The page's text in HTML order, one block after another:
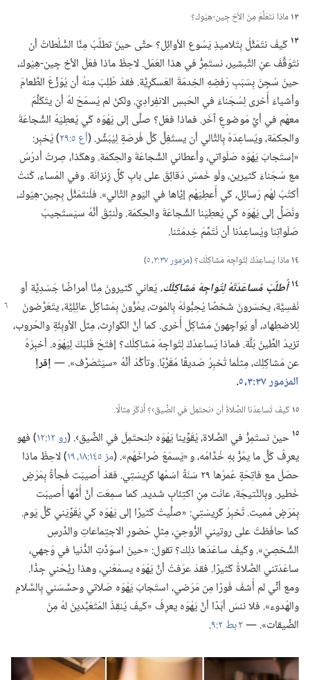
١٣ماذا نتَعَلَّمُ مِنَ الأخ جِين-‏هِيُوك؟‏
١٣ كَيفَ نتَمَثَّلُ بِتَلاميذِ يَسُوع الأوائِل؟‏ حتَّى حينَ تطلُبُ مِنَّا السُّلُطاتُ أن
نتَوَقَّفَ عنِ التَّبشير،‏ نستَمِرُّ في هذا العَمَل.‏ لاحِظْ ماذا فعَلَ الأخ جِين-‏هِيُوك،‏
حينَ سُجِنَ بِسَبَبِ رَفضِهِ الخِدمَةَ العَسكَرِيَّة.‏ فقدْ طُلِبَ مِنهُ أن يُوَزِّعَ الطَّعامَ
وأشياءَ أُخرى لِسُجَناءَ في الحَبسِ الانفِرادِيّ.‏ ولكنْ لم يُسمَحْ لهُ أن يتَكَلَّمَ
معهُم في أيِّ مَوضوعٍ آخَر.‏ فماذا فعَل؟‏ صلَّى إلى يَهْوَه كَي يُعطِيَهُ الشَّجاعَةَ
والحِكمَة،‏ ويُساعِدَهُ بِالتَّالي أن يستَغِلَّ كُلَّ فُرصَةٍ لِيُبَشِّر.‏ (‏أع ٥:‏٢٩
‏)‏ يُخبِر:‏
«إستَجابَ يَهْوَه صَلَواتي،‏ وأعطاني الشَّجاعَةَ والحِكمَة.‏ وهكَذا،‏ صِرتُ أدرُسُ
مع سُجَناءَ كَثيرين،‏ ولَو خَمسَ دَقائِقَ على بابِ كُلِّ زِنزانَة.‏ وفي المَساء،‏ كُنتُ
أكتُبُ لهُم رَسائِل،‏ كَي أُعطِيَهُم إيَّاها في اليَومِ التَّالي».‏ فلْنتَمَثَّلْ بِجِين-‏هِيُوك،‏
ونُصَلِّ إلى يَهْوَه كَي يُعطِيَنا الشَّجاعَةَ والحِكمَة.‏ ولْنثِقْ أنَّهُ سيَستَجيبُ
صَلَواتِنا ويُساعِدُنا أن نُتَمِّمَ خِدمَتَنا.‏
١٤ماذا يُساعِدُكَ لِتُواجِهَ مَشاكِلَك؟‏ (‏مزمور ٣٧:‏٣،‏
‏)‏
١٤ أُطلُبْ مُساعَدَتَهُ لِتُواجِهَ مَشاكِلَك.‏يُعاني كَثيرونَ مِنَّا أمراضًا جَسَدِيَّة أو
نَفسِيَّة،‏ يخسَرونَ شَخصًا يُحِبُّونَهُ بِالمَوت،‏ يمُرُّونَ بِمَشاكِلَ عائِلِيَّة،‏يتَعَرَّضونَ
لِلاضطِهاد،‏ أو يُواجِهونَ مَشاكِلَ أُخرى.‏ كما أنَّ الكَوارِث،‏ مِثلَ الأوبِئَةِ والحُروب،‏
تزيدُ الطِّينَ بَلَّة.‏ فماذا يُساعِدُكَ لِتُواجِهَ مَشاكِلَك؟‏ إفتَحْ قَلبَكَ لِيَهْوَه.‏ أخبِرْهُ
عن مَشاكِلِك،‏ مِثلَما تُخبِرُ صَديقًا مُقَرَّبًا.‏ وتأكَّدْ أنَّهُ «سيَتَصَرَّف».‏ —‏إقرإ
المزمور ٣٧:‏٣،‏
٥‏.‏
١٥كَيفَ تُساعِدُنا الصَّلاةُ أن ‹نحتَمِلَ في الضِّيق›؟‏ أُذكُرْ مِثالًا.‏
١٥ حينَ نستَمِرُّ في الصَّلاة،‏ يُقَوِّينا يَهْوَه ‹لِنحتَمِلَ في الضِّيق›.‏ (‏رو ١٢:‏١٢
‏)‏ فهو
يعرِفُ كُلَّ ما يمُرُّ بهِ خُدَّامُه،‏ و «يَسمَعُ صُراخَهُم».‏ (‏مز ١٤٥:‏١٨،‏ ١٩
‏)‏ لاحِظْ ماذا
حصَلَ مع فاتِحَةٍ عُمرُها ٢٩ سَنَةً اسْمُها كْرِيسْتِي.‏ فقدْ أُصيبَت فَجأةً بِمَرَضٍ
خَطير.‏ وبِالنَّتيجَة،‏ عانَت مِنِ اكتِئابٍ شَديد.‏ كما سمِعَت أنَّ أُمَّها أُصيبَت
بِمَرَضٍ مُميت.‏ تُخبِرُ كْرِيسْتِي:‏ «صلَّيتُ كَثيرًا إلى يَهْوَه كَي يُقَوِّيَني كُلَّ يَوم.‏
كما حافَظتُ على روتيني الرُّوحِيّ،‏ مِثلِ حُضورِ الاجتِماعاتِ والدَّرسِ
الشَّخصِيّ».‏ وكَيفَ ساعَدَها ذلِك؟‏ تقول:‏ «حينَ اسوَدَّتِ الدُّنيا في وَجهي،‏
ساعَدَتني الصَّلاةُ كَثيرًا.‏ فقدْ عرَفتُ أنَّ يَهْوَه يسمَعُني،‏ وهذا ريَّحَني جِدًّا.‏
ومع أنِّي لم أُشفَ فَورًا مِن مَرَضي،‏ استَجابَ يَهْوَه صَلاتي وحسَّسَني بِالسَّلامِ
والهُدوء».‏ فلا ننسَ أبَدًا أنَّ يَهْوَه يعرِفُ «كَيفَ يُنقِذُ المُتَعَبِّدينَ لهُ مِنَ
الضِّيقات».‏ —‏٢ بط ٢:‏٩ ‏.‏